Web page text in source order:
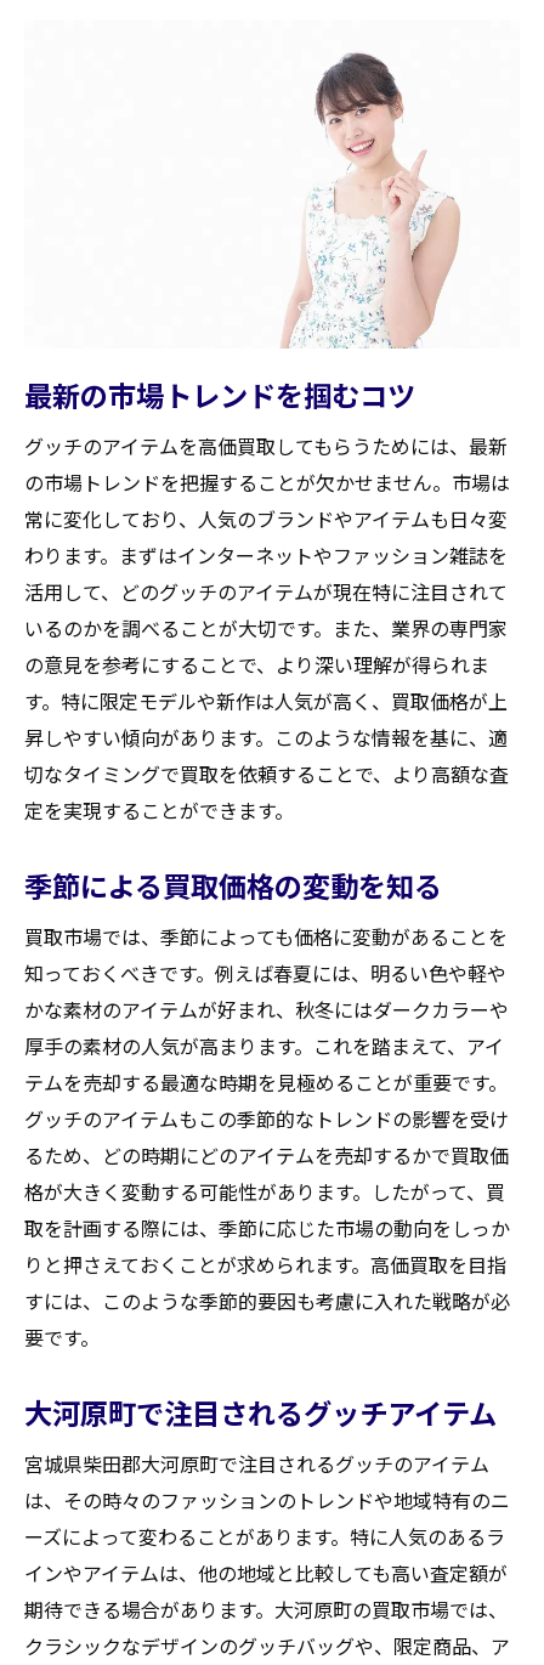
最新の市場トレンドを掴むコツ
グッチのアイテムを高価買取してもらうためには、最新
の市場トレンドを把握することが欠かせません。市場は
常に変化しており、人気のブランドやアイテムも日々変
わります。まずはインターネットやファッション雑誌を
活用して、どのグッチのアイテムが現在特に注目されて
いるのかを調べることが大切です。また、業界の専門家
の意見を参考にすることで、より深い理解が得られま
す。特に限定モデルや新作は人気が高く、買取価格が上
昇しやすい傾向があります。このような情報を基に、適
切なタイミングで買取を依頼することで、より高額な査
定を実現することができます。
季節による買取価格の変動を知る
買取市場では、季節によっても価格に変動があることを
知っておくべきです。例えば春夏には、明るい色や軽や
かな素材のアイテムが好まれ、秋冬にはダークカラーや
厚手の素材の人気が高まります。これを踏まえて、アイ
テムを売却する最適な時期を見極めることが重要です。
グッチのアイテムもこの季節的なトレンドの影響を受け
るため、どの時期にどのアイテムを売却するかで買取価
格が大きく変動する可能性があります。したがって、買
取を計画する際には、季節に応じた市場の動向をしっか
りと押さえておくことが求められます。高価買取を目指
すには、このような季節的要因も考慮に入れた戦略が必
要です。
大河原町で注目されるグッチアイテム
宮城県柴田郡大河原町で注目されるグッチのアイテム
は、その時々のファッションのトレンドや地域特有のニ
ーズによって変わることがあります。特に人気のあるラ
インやアイテムは、他の地域と比較しても高い査定額が
期待できる場合があります。大河原町の買取市場では、
クラシックなデザインのグッチバッグや、限定商品、ア